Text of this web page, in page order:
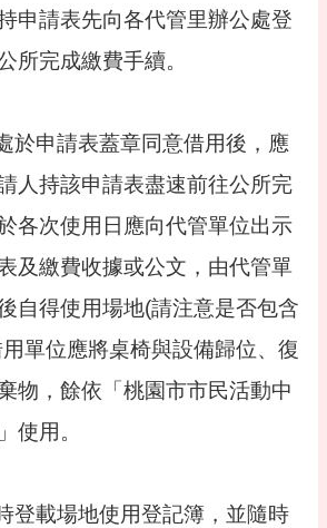
申請表先向各代管里辦公處登
所完成繳費手續。
於申請表蓋章同意借用後，應
人持該申請表盡速前往公所完
各次使用日應向代管單位出示
及繳費收據或公文，由代管單
自得使用場地(請注意是否包含
單位應將桌椅與設備歸位、復
物，餘依「桃園市市民活動中
使用。
登載場地使用登記簿，並隨時